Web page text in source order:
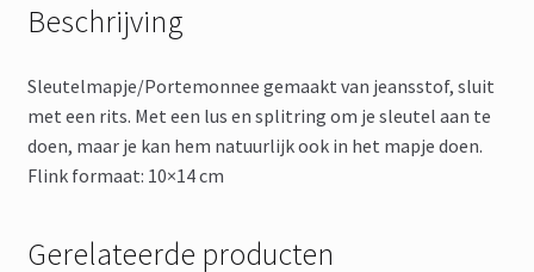
Beschrijving
Sleutelmapje/Portemonnee gemaakt van jeansstof, sluit
met een rits. Met een lus en splitring om je sleutel aan te
doen, maar je kan hem natuurlijk ook in het mapje doen.
Flink formaat: 10×14 cm
Gerelateerde producten